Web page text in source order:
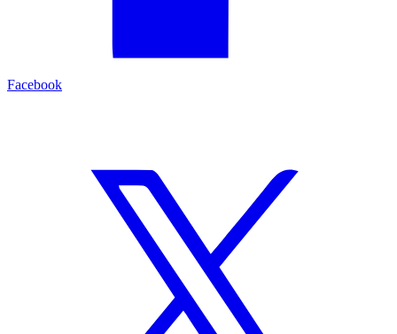
Facebook